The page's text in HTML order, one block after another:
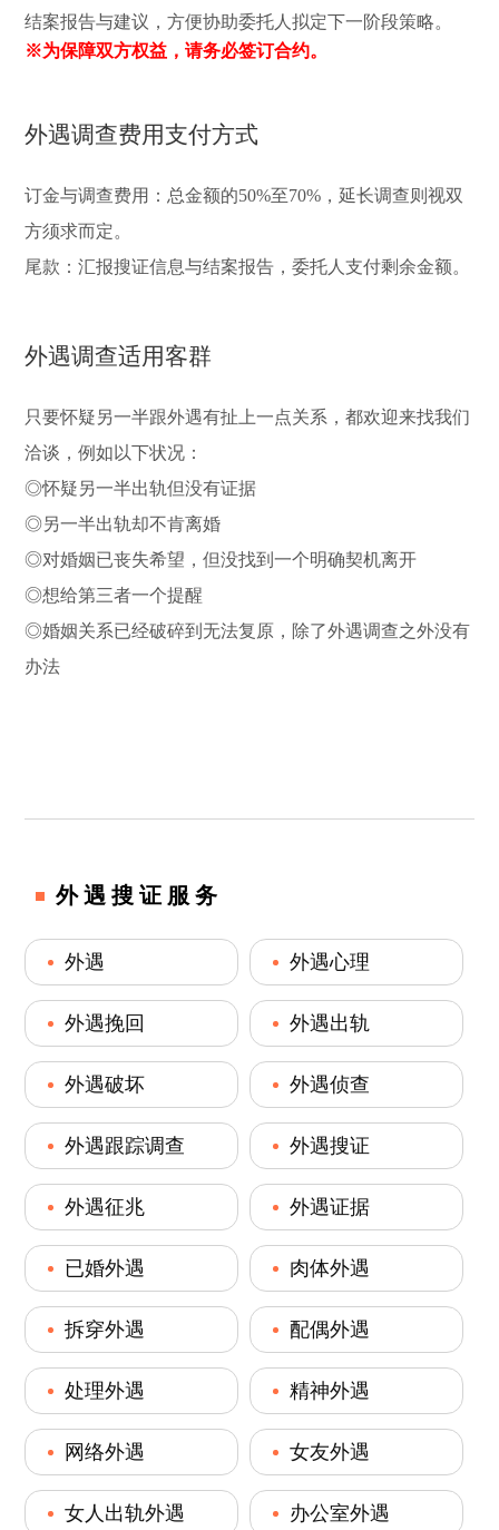
结案报告与建议，方便协助委托人拟定下一阶段策略。
※为保障双方权益，请务必签订合约。
外遇调查费用支付方式
订金与调查费用：总金额的50%至70%，延长调查则视双
方须求而定。
尾款：汇报搜证信息与结案报告，委托人支付剩余金额。
外遇调查适用客群
只要怀疑另一半跟外遇有扯上一点关系，都欢迎来找我们
洽谈，例如以下状况：
◎怀疑另一半出轨但没有证据
◎另一半出轨却不肯离婚
◎对婚姻已丧失希望，但没找到一个明确契机离开
◎想给第三者一个提醒
◎婚姻关系已经破碎到无法复原，除了外遇调查之外没有
办法
外遇搜证服务
外遇 外遇心理
外遇挽回 外遇出轨
外遇破坏 外遇侦查
外遇跟踪调查 外遇搜证
外遇征兆 外遇证据
已婚外遇 肉体外遇
拆穿外遇 配偶外遇
处理外遇 精神外遇
网络外遇 女友外遇
女人出轨外遇 办公室外遇